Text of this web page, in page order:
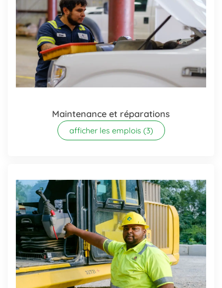
Maintenance et réparations
afficher les emplois (3)